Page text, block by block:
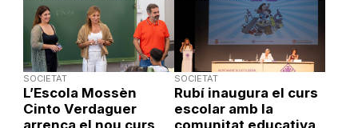
SOCIETAT
L’Escola Mossèn
Cinto Verdaguer
arrenca el nou curs
SOCIETAT
Rubí inaugura el curs
escolar amb la
comunitat educativa